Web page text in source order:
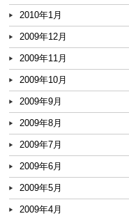
2010年1月
2009年12月
2009年11月
2009年10月
2009年9月
2009年8月
2009年7月
2009年6月
2009年5月
2009年4月